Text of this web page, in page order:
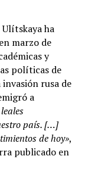
ha
marzo de
y
políticas de
rusa de
a
país. […]
de hoy»,
publicado en